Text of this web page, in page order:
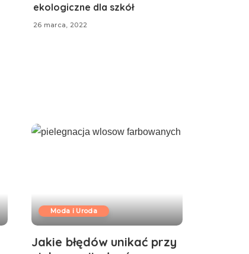
ekologiczne dla szkół
26 marca, 2022
Moda i Uroda
Jakie błędów unikać przy